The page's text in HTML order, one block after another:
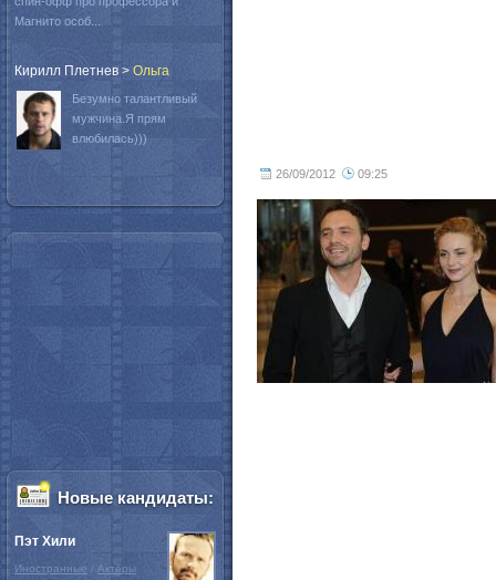
26/09/2012 09:25
Магнито особ...
Кирилл Плетнев > Oльга
Безумно талантливый
мужчина.Я прям
влюбилась)))
Новые кандидаты:
Пэт Хили
Иностранные / Актёры